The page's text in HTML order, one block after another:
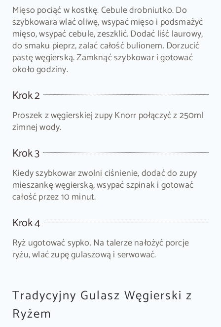
Mięso pociąć w kostkę. Cebule drobniutko. Do
szybkowara wlać oliwę, wsypać mięso i podsmażyć
mięso, wsypać cebule, zeszklić. Dodać liść laurowy,
do smaku pieprz, zalać całość bulionem. Dorzucić
pastę węgierską. Zamknąć szybkowar i gotować
około godziny.
Krok 2
Proszek z węgierskiej zupy Knorr połączyć z 250ml
zimnej wody.
Krok 3
Kiedy szybkowar zwolni ciśnienie, dodać do zupy
mieszankę węgierską, wsypać szpinak i gotować
całość przez 10 minut.
Krok 4
Ryż ugotować sypko. Na talerze nałożyć porcje
ryżu, wlać zupę gulaszową i serwować.
Tradycyjny Gulasz Węgierski z
Ryżem